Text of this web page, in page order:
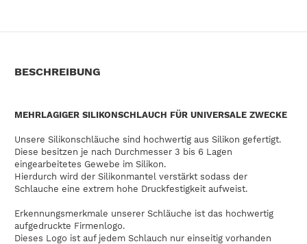
BESCHREIBUNG
MEHRLAGIGER SILIKONSCHLAUCH FÜR UNIVERSALE ZWECKE
Unsere Silikonschläuche sind hochwertig aus Silikon gefertigt.
Diese besitzen je nach Durchmesser 3 bis 6 Lagen
eingearbeitetes Gewebe im Silikon.
Hierdurch wird der Silikonmantel verstärkt sodass der
Schlauche eine extrem hohe Druckfestigkeit aufweist.
Erkennungsmerkmale unserer Schläuche ist das hochwertig
aufgedruckte Firmenlogo.
Dieses Logo ist auf jedem Schlauch nur einseitig vorhanden